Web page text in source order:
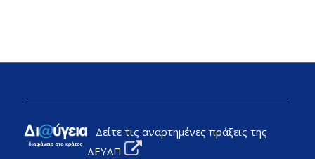
Δείτε τις αναρτημένες πράξεις της
ΔΕΥΑΠ